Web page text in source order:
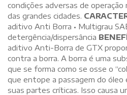
condições adversas de
das grandes cidades.
aditivo Anti Borra • Multigrau
detergência/dispersância
aditivo Anti-Borra de GTX
contra a borra. A borra é uma
que se forma como se osse o
que entope a passagem do óleo
suas partes críticas. Isso causa